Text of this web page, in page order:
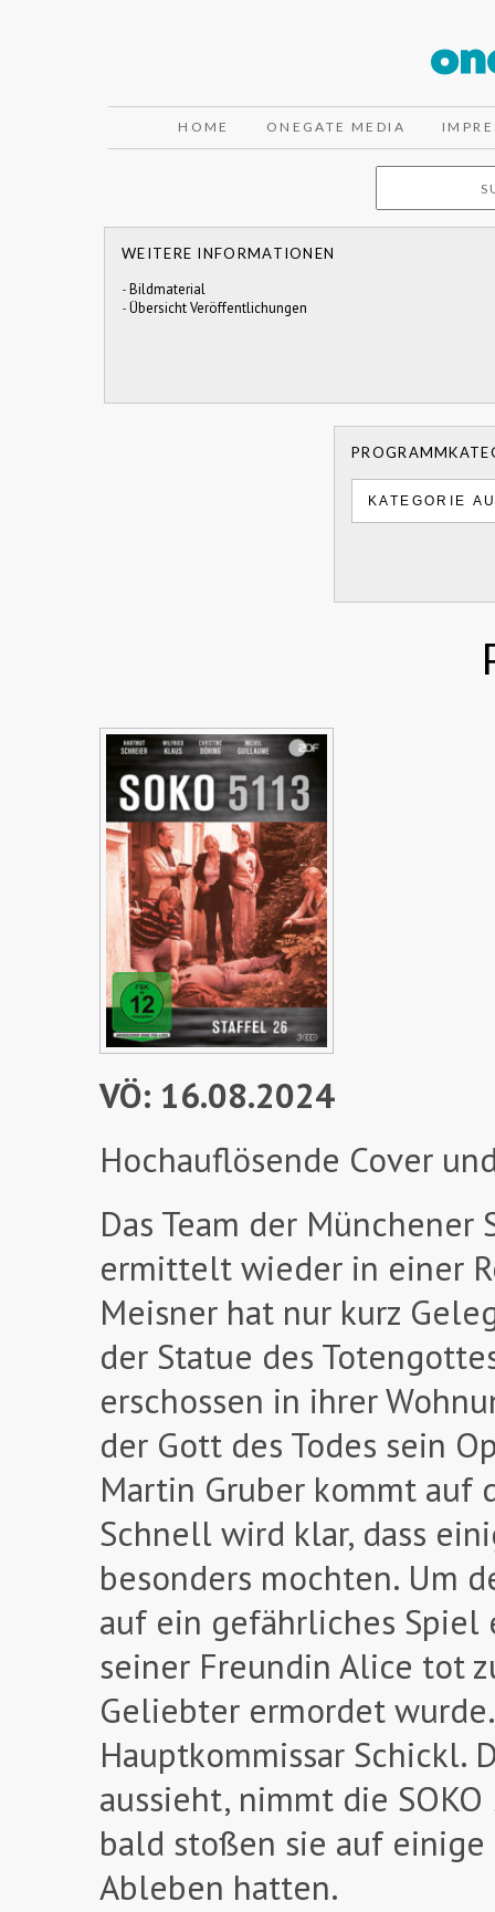
HOME ONEGATE MEDIA
WEITERE INFORMATIONEN
-Bildmaterial
-Übersicht Veröffentlichungen
VÖ: 16.08.2024
Hochauflösende Cover
Das Team der Münchener
ermittelt wieder in einer
Meisner hat nur kurz
der Statue des
erschossen in ihrer
der Gott des Todes sein
Martin Gruber kommt auf
Schnell wird klar, dass
besonders mochten. Um
auf ein gefährliches Spiel
seiner Freundin Alice tot
Geliebter ermordet
Hauptkommissar Schickl.
aussieht, nimmt die
bald stoßen sie auf
Ableben hatten.